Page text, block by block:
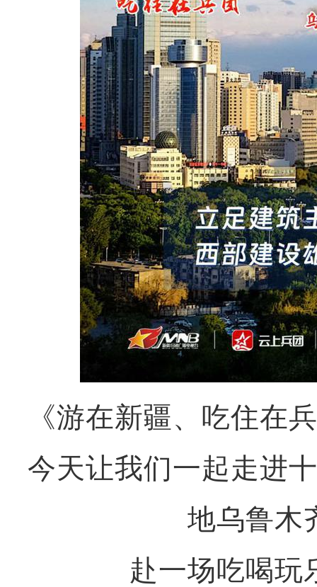
《游在新疆、吃住在
今天让我们一起走进
地乌鲁木
赴一场吃喝玩